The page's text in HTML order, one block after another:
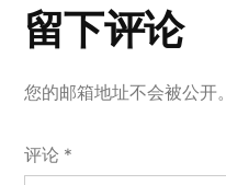
下
评
论
您的邮箱地址不会被公开。
评论 *
留下评论